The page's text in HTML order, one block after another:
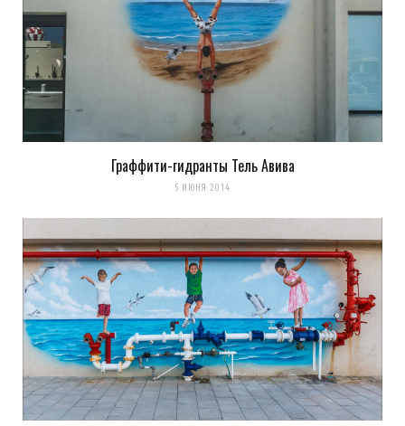
Оповещать о новых
комментариях. А можно простоподписаться на комментарии
Граффити-гидранты Тель Авива
5 ИЮНЯ 2014